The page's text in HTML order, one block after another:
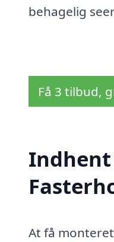
behagelig
Få 3 tilbud,
At få